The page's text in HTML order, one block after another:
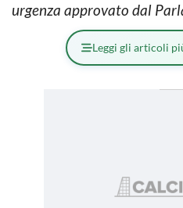
urgenza approvato dal
Leggi gli articoli